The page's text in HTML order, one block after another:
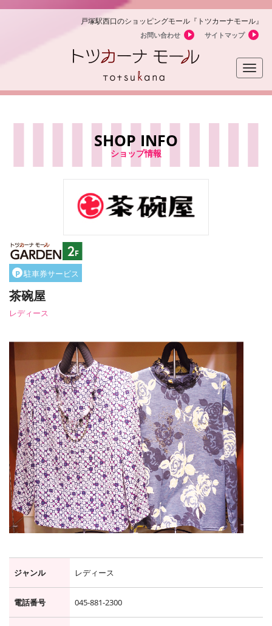
戸塚駅西口のショッピングモール『トツカーナモール』
お問い合わせ サイトマップ
Toggle
SHOP INFO
ショップ情報
P 駐車券サービス
茶碗屋
レディース
ジャンル レディース
電話番号 045-881-2300